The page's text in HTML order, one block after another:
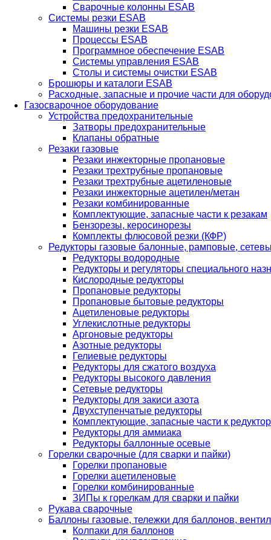
Сварочные колонны ESAB
Системы резки ESAB
Машины резки ESAB
Процессы ESAB
Программное обеспечение ESAB
Системы управления ESAB
Столы и системы очистки ESAB
Брошюры и каталоги ESAB
Расходные, запасные и прочие части для
Газосварочное оборудование
Устройства предохранительные
Затворы предохранительные
Клапаны обратные
Резаки газовые
Резаки инжекторные пропановые
Резаки трехтрубные пропановые
Резаки трехтрубные ацетиленовые
Резаки инжекторные ацетилен/метан
Резаки комбинированные
Комплектующие, запасные части к резакам
Бензорезы, керосинорезы
Комплекты флюсовой резки (КФР)
Редукторы газовые балонные, рамповые,
Редукторы водородные
Редукторы и регуляторы специального
Кислородные редукторы
Пропановые редукторы
Пропановые бытовые редукторы
Ацетиленовые редукторы
Углекислотные редукторы
Аргоновые редукторы
Азотные редукторы
Гелиевые редукторы
Редукторы для сжатого воздуха
Редукторы высокого давления
Сетевые редукторы
Редукторы для закиси азота
Двухступенчатые редукторы
Комплектующие, запасные части к
Редукторы для аммиака
Редукторы баллонные осевые
Горелки сварочные (для сварки и пайки)
Горелки пропановые
Горелки ацетиленовые
Горелки комбинированные
ЗИПы к горелкам для сварки и пайки
Рукава сварочные
Баллоны газовые, тележки для баллонов,
Колпаки для баллонов